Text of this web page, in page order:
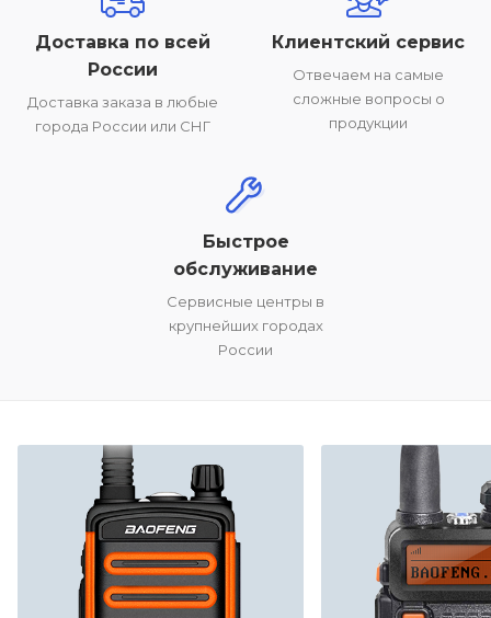
Доставка по всей
России
Доставка заказа в любые
города России или СНГ
Клиентский сервис
Отвечаем на самые
сложные вопросы о
продукции
Быстрое
обслуживание
Сервисные центры в
крупнейших городах
России